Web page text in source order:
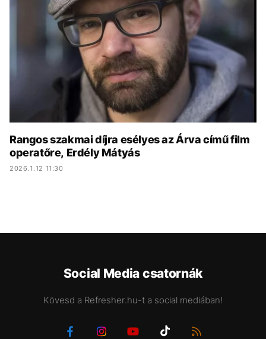
KÖZÉLET UTAZÁS
ÉLETMÓD DESIGN
BESZÉLGETÉSEK ARCOK
TÖRTÉNETEK
Rangos szakmai díjra esélyes az Árva című film
operatőre, Erdély Mátyás
2026.1.12 11:30
Social Media csatornák
Kövesd a Refresher.hu-t a social mediában!